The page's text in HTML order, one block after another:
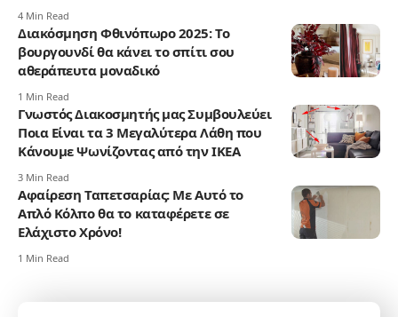
4 Min Read
Διακόσμηση Φθινόπωρο 2025: Το
βουργουνδί θα κάνει το σπίτι σου
αθεράπευτα μοναδικό
1 Min Read
Γνωστός Διακοσμητής μας Συμβουλεύει
Ποια Είναι τα 3 Μεγαλύτερα Λάθη που
Κάνουμε Ψωνίζοντας από την ΙΚΕΑ
3 Min Read
Αφαίρεση Ταπετσαρίας: Με Αυτό το
Απλό Κόλπο θα το καταφέρετε σε
Ελάχιστο Χρόνο!
1 Min Read